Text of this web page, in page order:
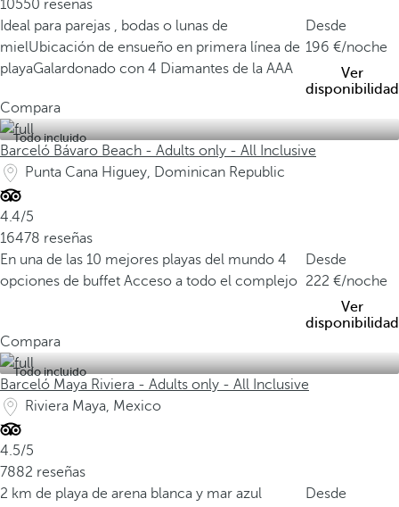
10550 reseñas
Ideal para parejas , bodas o lunas de
mielUbicación de ensueño en primera línea de
playaGalardonado con 4 Diamantes de la AAA
Desde
196
/noche
Ver
disponibilidad
Compara
Todo incluido
Barceló Bávaro Beach - Adults only - All Inclusive
Punta Cana Higuey, Dominican Republic
4.4/5
16478 reseñas
En una de las 10 mejores playas del mundo 4
opciones de buffet Acceso a todo el complejo
Desde
222
/noche
Ver
disponibilidad
Compara
Todo incluido
Barceló Maya Riviera - Adults only - All Inclusive
Riviera Maya, Mexico
4.5/5
7882 reseñas
2 km de playa de arena blanca y mar azul
Desde